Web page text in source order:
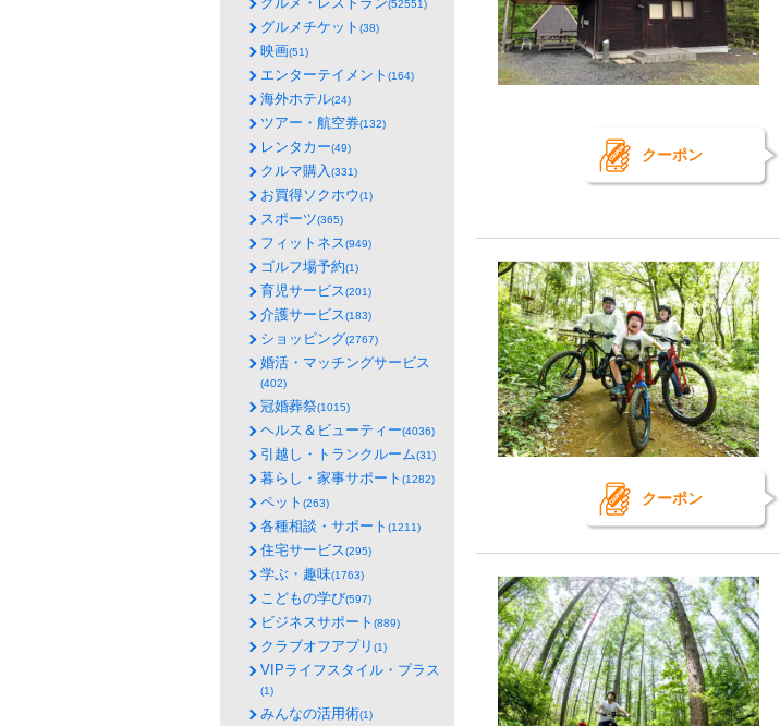
クーポン
クーポン
(52551)
グルメチケット (38)
映画(51)
エンターテイメント (164)
海外ホテル(24)
ツアー・航空券(132)
レンタカー(49)
クルマ購入(331)
お買得ソクホウ(1)
スポーツ(365)
フィットネス(949)
ゴルフ場予約(1)
育児サービス(201)
介護サービス(183)
ショッピング(2767)
婚活・マッチングサービス
(402)
冠婚葬祭(1015)
ヘルス＆ビューティー(4036)
引越し・トランクルーム(31)
暮らし・家事サポート (1282)
ペット (263)
各種相談・サポート (1211)
住宅サービス(295)
学ぶ・趣味(1763)
こどもの学び(597)
ビジネスサポート (889)
クラブオフアプリ (1)
VIPライフスタイル・プラス
(1)
みんなの活用術(1)